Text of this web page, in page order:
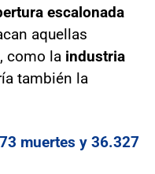
escalonada
aquellas
como la industria
también la
muertes y 36.327